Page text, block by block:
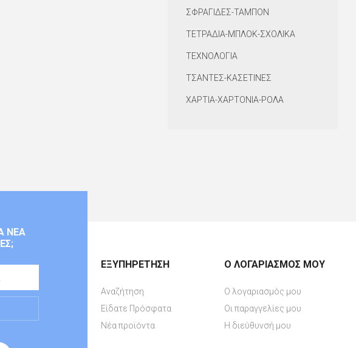
ΣΦΡΑΓΙΔΕΣ-ΤΑΜΠΟΝ
ΤΕΤΡΑΔΙΑ-ΜΠΛΟΚ-ΣΧΟΛΙΚΑ
ΤΕΧΝΟΛΟΓΙΑ
ΤΣΑΝΤΕΣ-ΚΑΣΕΤΙΝΕΣ
ΧΑΡΤΙΑ-ΧΑΡΤΟΝΙΑ-ΡΟΛΑ
ΝΈΑ
ΕΞΥΠΗΡΈΤΗΣΗ
Αναζήτηση
Είδατε Πρόσφατα
Νέα προϊόντα
Ο ΛΟΓΑΡΙΑΣΜΌΣ ΜΟΥ
Ο λογαριασμός μου
Οι παραγγελίες μου
Η διεύθυνσή μου